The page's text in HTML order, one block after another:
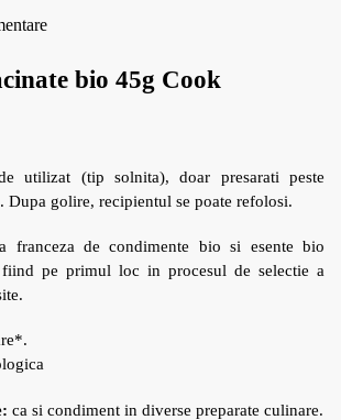
bio 45g Cook
utilizat (tip solnita), doar presarati peste
Dupa golire, recipientul se poate refolosi.
franceza de condimente bio si esente bio
fiind pe primul loc in procesul de selectie a
ca si condiment in diverse preparate culinare.